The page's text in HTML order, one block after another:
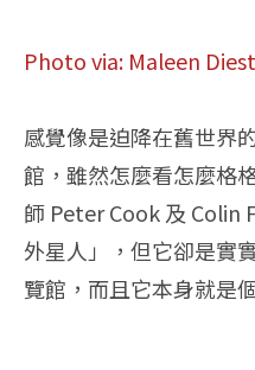
Photo via: Maleen
感覺像是迫降在舊世界
館，雖然怎麼看怎麼格
師 Peter Cook 及 Colin
外星人」，但它卻是實
覽館，而且它本身就是